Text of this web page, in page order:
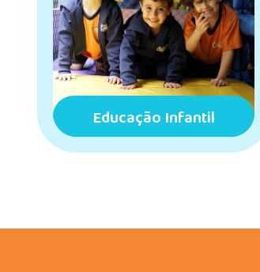
Educação Infantil